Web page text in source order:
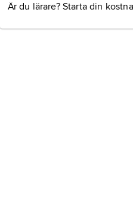
Är du lärare? Starta din